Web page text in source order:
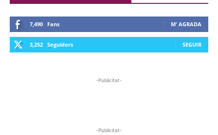
7,490 Fans M' AGRADA
3,252 Seguidors SEGUIR
-Publicitat-
-Publicitat-